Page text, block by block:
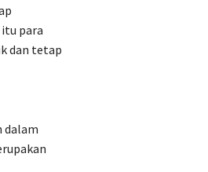
para
dan tetap
dalam